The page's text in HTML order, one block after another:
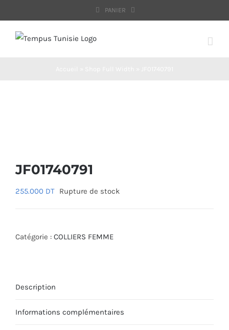
au
contenu
PANIER
JF01740791
255.000 DT Rupture de stock
Catégorie : COLLIERS FEMME
Description
Informations complémentaires